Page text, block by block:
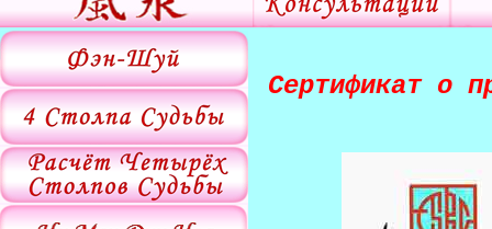
Сертификат о